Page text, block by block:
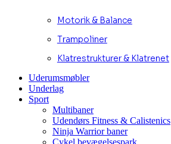
Motorik & Balance
Trampoliner
Klatrestrukturer & Klatrenet
Uderumsmøbler
Underlag
Sport
Multibaner
Udendørs Fitness & Calistenics
Ninja Warrior baner
Cykel bevægelsespark